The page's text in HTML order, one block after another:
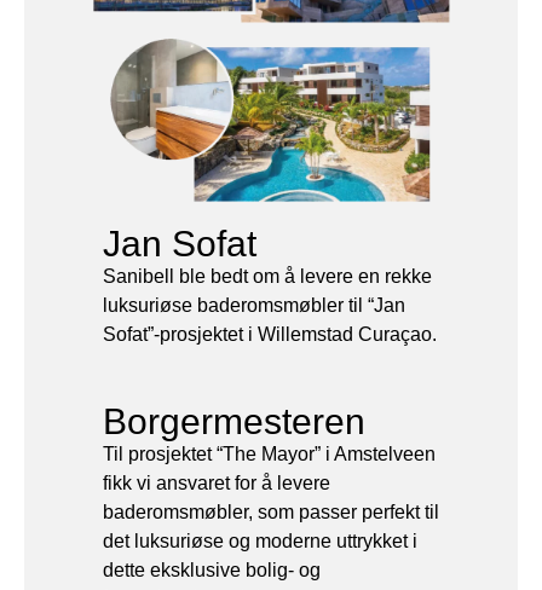
Jan Sofat
Sanibell ble bedt om å levere en rekke
luksuriøse baderomsmøbler til “Jan
Til prosjektet “The Mayor” i Amstelveen
fikk vi ansvaret for å levere
baderomsmøbler, som passer perfekt til
dette eksklusive bolig- og
forretningskomplekset .